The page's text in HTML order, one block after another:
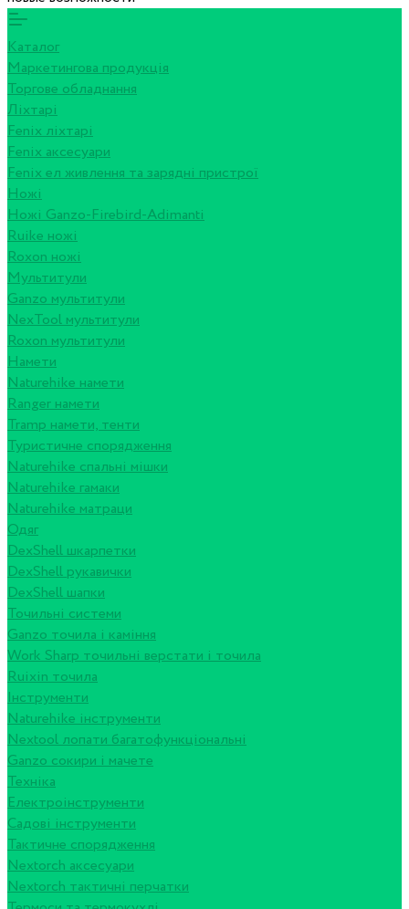
Каталог
Маркетингова продукція
Торгове обладнання
Ліхтарі
Fenix ліхтарі
Fenix аксесуари
Fenix ел живлення та зарядні пристрої
Ножі
Ножі Ganzo-Firebird-Adimanti
Ruike ножі
Roxon ножi
Мультитули
Ganzo мультитули
NexTool мультитули
Roxon мультитули
Намети
Naturehike намети
Ranger намети
Tramp намети, тенти
Туристичне спорядження
Naturehike спальні мішки
Naturehike гамаки
Naturehike матраци
Одяг
DexShell шкарпетки
DexShell рукавички
DexShell шапки
Точильні системи
Ganzo точила і каміння
Work Sharp точильні верстати і точила
Ruixin точила
Інструменти
Naturehike інструменти
Nextool лопати багатофункціональні
Ganzo сокири і мачете
Техніка
Електроінструменти
Садові інструменти
Тактичне спорядження
Nextorch аксесуари
Nextorch тактичні перчатки